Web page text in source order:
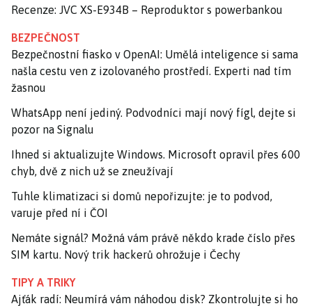
Recenze: JVC XS-E934B – Reproduktor s powerbankou
BEZPEČNOST
Bezpečnostní fiasko v OpenAI: Umělá inteligence si sama
našla cestu ven z izolovaného prostředí. Experti nad tím
žasnou
WhatsApp není jediný. Podvodníci mají nový fígl, dejte si
pozor na Signalu
Ihned si aktualizujte Windows. Microsoft opravil přes 600
chyb, dvě z nich už se zneužívají
Tuhle klimatizaci si domů nepořizujte: je to podvod,
varuje před ní i ČOI
Nemáte signál? Možná vám právě někdo krade číslo přes
SIM kartu. Nový trik hackerů ohrožuje i Čechy
TIPY A TRIKY
Ajťák radí: Neumírá vám náhodou disk? Zkontrolujte si ho